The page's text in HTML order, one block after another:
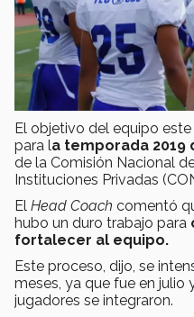
El objetivo del equipo
para la temporada 2019
de la Comisión Nacional
Instituciones Privadas
El Head Coach comentó
hubo un duro trabajo para
fortalecer al equipo.
Este proceso, dijo, se
meses, ya que fue en julio
jugadores se integraron.